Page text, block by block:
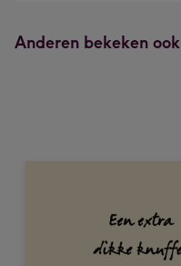
Anderen bekeken ook